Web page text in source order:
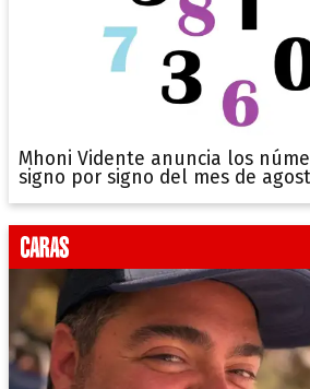
Mhoni Vidente anuncia los
signo por signo del mes de